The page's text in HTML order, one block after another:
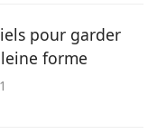
pour garder
forme